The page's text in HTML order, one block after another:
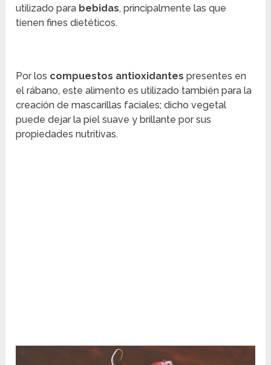
utilizado para bebidas, principalmente las que
tienen fines dietéticos.
Por los compuestos antioxidantes presentes en
el rábano, este alimento es utilizado también para la
creación de mascarillas faciales; dicho vegetal
puede dejar la piel suave y brillante por sus
propiedades nutritivas.